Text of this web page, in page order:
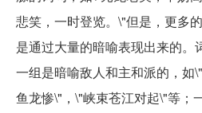
悲笑，一时登览。\"但是，更多
是通过大量的暗喻表现出来的。
一组是暗喻敌人和主和派的，如
鱼龙惨\"，\"峡束苍江对起\"等；